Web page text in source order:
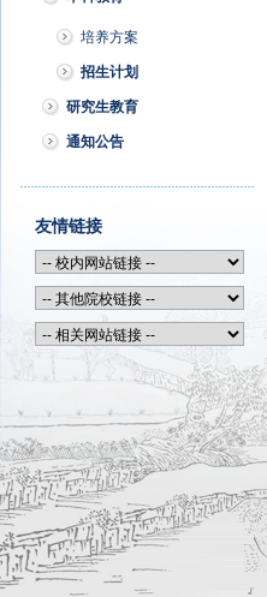
培养方案
招生计划
研究生教育
通知公告
友情链接